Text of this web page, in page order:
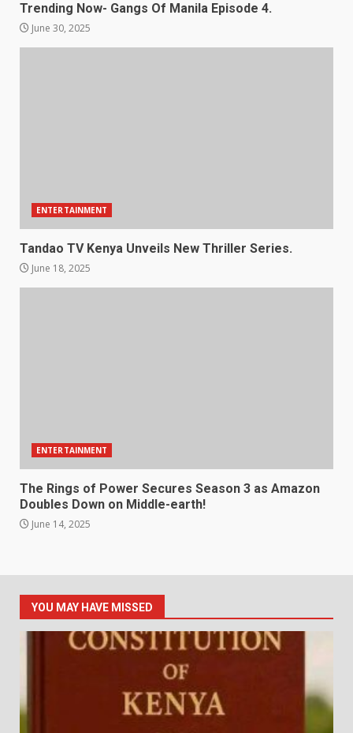
Trending Now- Gangs Of Manila Episode 4.
June 30, 2025
ENTERTAINMENT
Tandao TV Kenya Unveils New Thriller Series.
June 18, 2025
ENTERTAINMENT
The Rings of Power Secures Season 3 as Amazon
Doubles Down on Middle-earth!
June 14, 2025
YOU MAY HAVE MISSED